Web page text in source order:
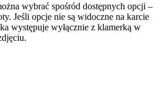
wybrać spośród dostępnych opcji –
Jeśli opcje nie są widoczne na karcie
występuje wyłącznie z klamerką w